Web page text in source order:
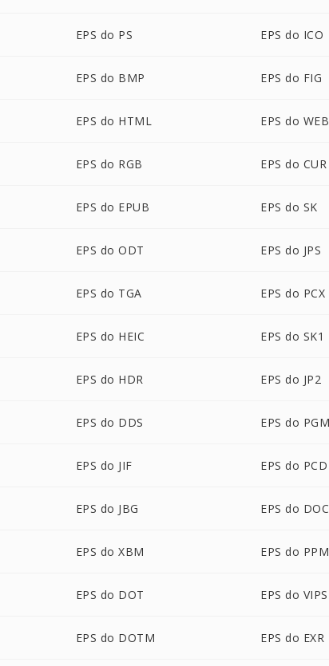
EPS do PS EPS do ICO
EPS do BMP EPS do FIG
EPS do HTML EPS do
EPS do RGB EPS do CUR
EPS do EPUB EPS do SK
EPS do ODT EPS do JPS
EPS do TGA EPS do PCX
EPS do HEIC EPS do SK1
EPS do HDR EPS do JP2
EPS do DDS EPS do
EPS do JIF EPS do PCD
EPS do JBG EPS do
EPS do XBM EPS do PPM
EPS do DOT EPS do VIPS
EPS do DOTM EPS do EXR